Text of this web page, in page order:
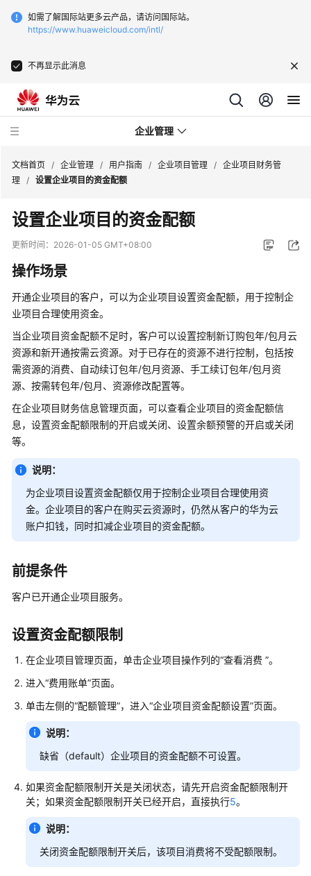
如需了解国际站更多云产品，请访问国际站。
https://www.huaweicloud.com/intl/
不再显示此消息
企业管理
最
新
动
户
指
南
企
业
心
业
项
目
么
是
企
项
目
管
产
品
功
能
应
用
景
支
文档首页 / 企业管理 / 用户指南 / 企业项目管理 / 企业项目财务管
理 / 设置企业项目的资金配额
设置企业项目的资金配额
更新时间： 2026-01-05 GMT+08:00
操作场景
开通企业项目的客户，可以为企业项目设置资金配额，用于控制企
业项目合理使用资金。
当企业项目资金配额不足时，客户可以设置控制新订购包年/包月云
资源和新开通按需云资源。对于已存在的资源不进行控制，包括按
需资源的消费、自动续订包年/包月资源、手工续订包年/包月资
源、按需转包年/包月、资源修改配置等。
在企业项目财务信息管理页面，可以查看企业项目的资金配额信
息，设置资金配额限制的开启或关闭、设置余额预警的开启或关闭
等。
说明：
为企业项目设置资金配额仅用于控制企业项目合理使用资
金。企业项目的客户在购买云资源时，仍然从客户的华为云
账户扣钱，同时扣减企业项目的资金配额。
前提条件
客户已开通企业项目服务。
设置资金配额限制
在企业项目管理页面，单击企业项目操作列的“查看消费 ”。
进入“费用账单”页面。
单击左侧的“配额管理”，进入“企业项目资金配额设置”页面。
说明：
缺省（default）企业项目的资金配额不可设置。
如果资金配额限制开关是关闭状态，请先开启资金配额限制开
关；如果资金配额限制开关已经开启，直接执行5。
说明：
关闭资金配额限制开关后，该项目消费将不受配额限制。